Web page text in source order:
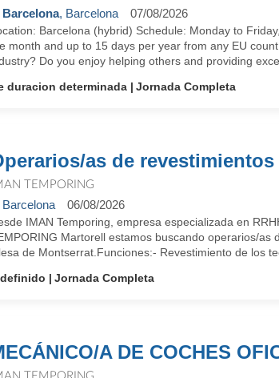
Barcelona, Barcelona 07/08/2026
Barcelona (hybrid) Schedule: Monday to
month and up to 15 days per year from any EU
Do you enjoy helping others and providing
duracion determinada
Jornada Completa
as de
TEMPORING
Barcelona 06/08/2026
IMAN Temporing, empresa especializada en
Martorell estamos buscando operarios/
de Montserrat.Funciones:- Revestimiento de los
Jornada Completa
A DE COCHES